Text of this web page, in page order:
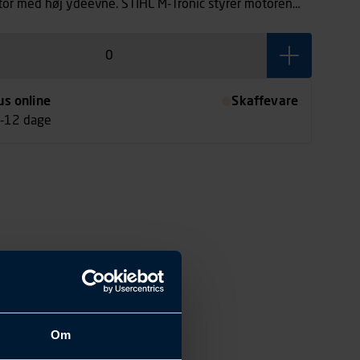
Om
med høj ydeevne. STIHL M-Tronic styrer motoren
at starte takket være STIHL ErgoStart. Som
online
12 dage
Skaffevare